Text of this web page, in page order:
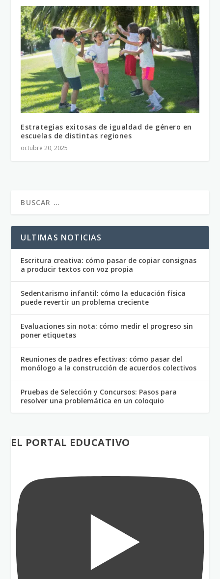
Estrategias exitosas de igualdad de género en
escuelas de distintas regiones
octubre 20, 2025
ULTIMAS NOTICIAS
Escritura creativa: cómo pasar de copiar consignas
a producir textos con voz propia
Sedentarismo infantil: cómo la educación física
puede revertir un problema creciente
Evaluaciones sin nota: cómo medir el progreso sin
poner etiquetas
Reuniones de padres efectivas: cómo pasar del
monólogo a la construcción de acuerdos colectivos
Pruebas de Selección y Concursos: Pasos para
resolver una problemática en un coloquio
EL PORTAL EDUCATIVO